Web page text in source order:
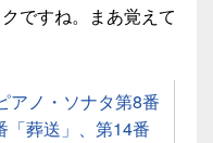
ですね。まあ覚えて
アノ・ソナタ第8番
「葬送」、第14番